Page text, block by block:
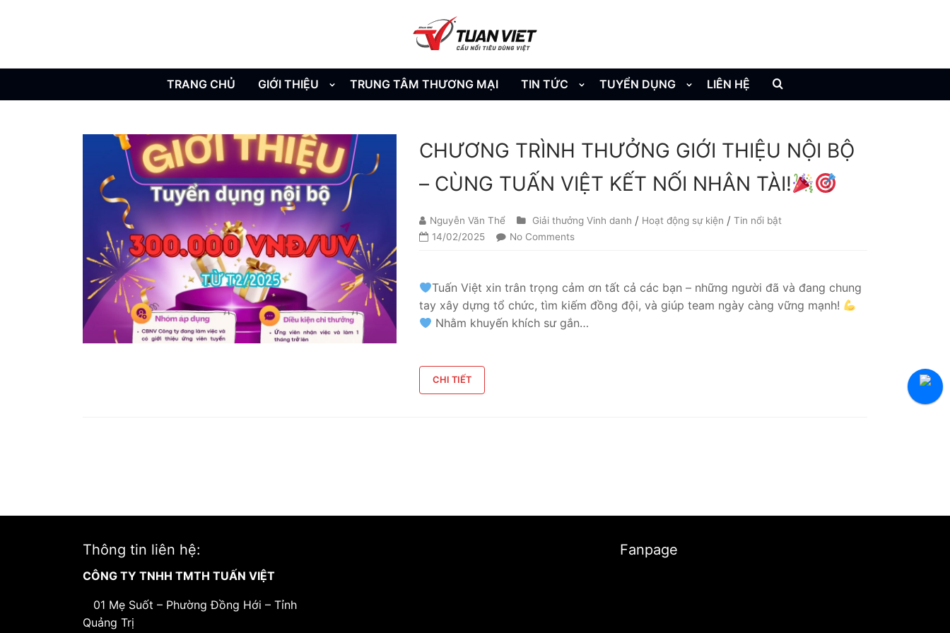
TRANG CHỦ GIỚI THIỆU TRUNG TÂM THƯƠNG MẠI TIN TỨC TUYỂN DỤNG LIÊN HỆ
CHƯƠNG TRÌNH THƯỞNG GIỚI THIỆU NỘI BỘ
– CÙNG TUẤN VIỆT KẾT NỐI NHÂN TÀI!
Nguyễn Văn Thể Giải thưởng Vinh danh / Hoạt động sự kiện / Tin nổi bật
14/02/2025
No Comments
Tuấn Việt xin trân trọng cảm ơn tất cả các bạn – những người đã và đang chung
tay xây dựng tổ chức, tìm kiếm đồng đội, và giúp team ngày càng vững mạnh!
Nhằm khuyến khích sư gắn…
CHI TIẾT
Thông tin liên hệ:
CÔNG TY TNHH TMTH TUẤN VIỆT
01 Mẹ Suốt – Phường Đồng Hới – Tỉnh
Quảng Trị
Fanpage